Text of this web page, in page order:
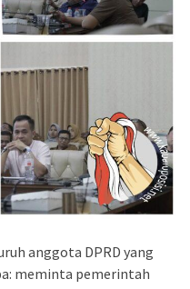
anggota DPRD yang
meminta pemerintah